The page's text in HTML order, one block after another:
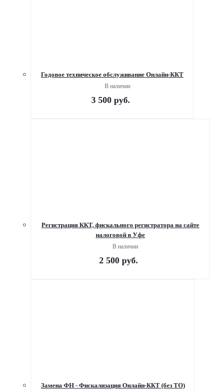
Годовое техническое обслуживание Онлайн-ККТ
В наличии
3 500руб.
Регистрация ККТ, фискального регистратора на сайте
налоговой в Уфе
В наличии
2 500 руб.
Замена ФН - Фискализация Онлайн-ККТ (без ТО)